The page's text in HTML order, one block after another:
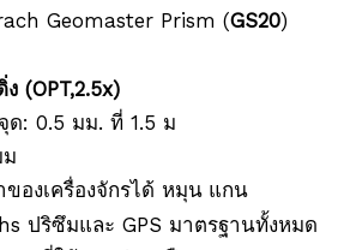
ปริซึมกันน้ำ (5', เคลือบทองแดง)
Geomaster Prism (GS20)
(OPT,2.5x)
ด: 0.5 มม. ที่ 1.5 ม
องเครื่องจักรได้ หมุน แกน
ปริซึมและ GPS มาตรฐานทั้งหมด